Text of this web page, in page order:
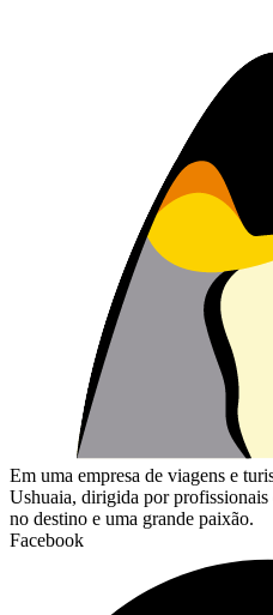
Em uma empresa de viagens e
Ushuaia, dirigida por
no destino e uma grande paixão.
Facebook